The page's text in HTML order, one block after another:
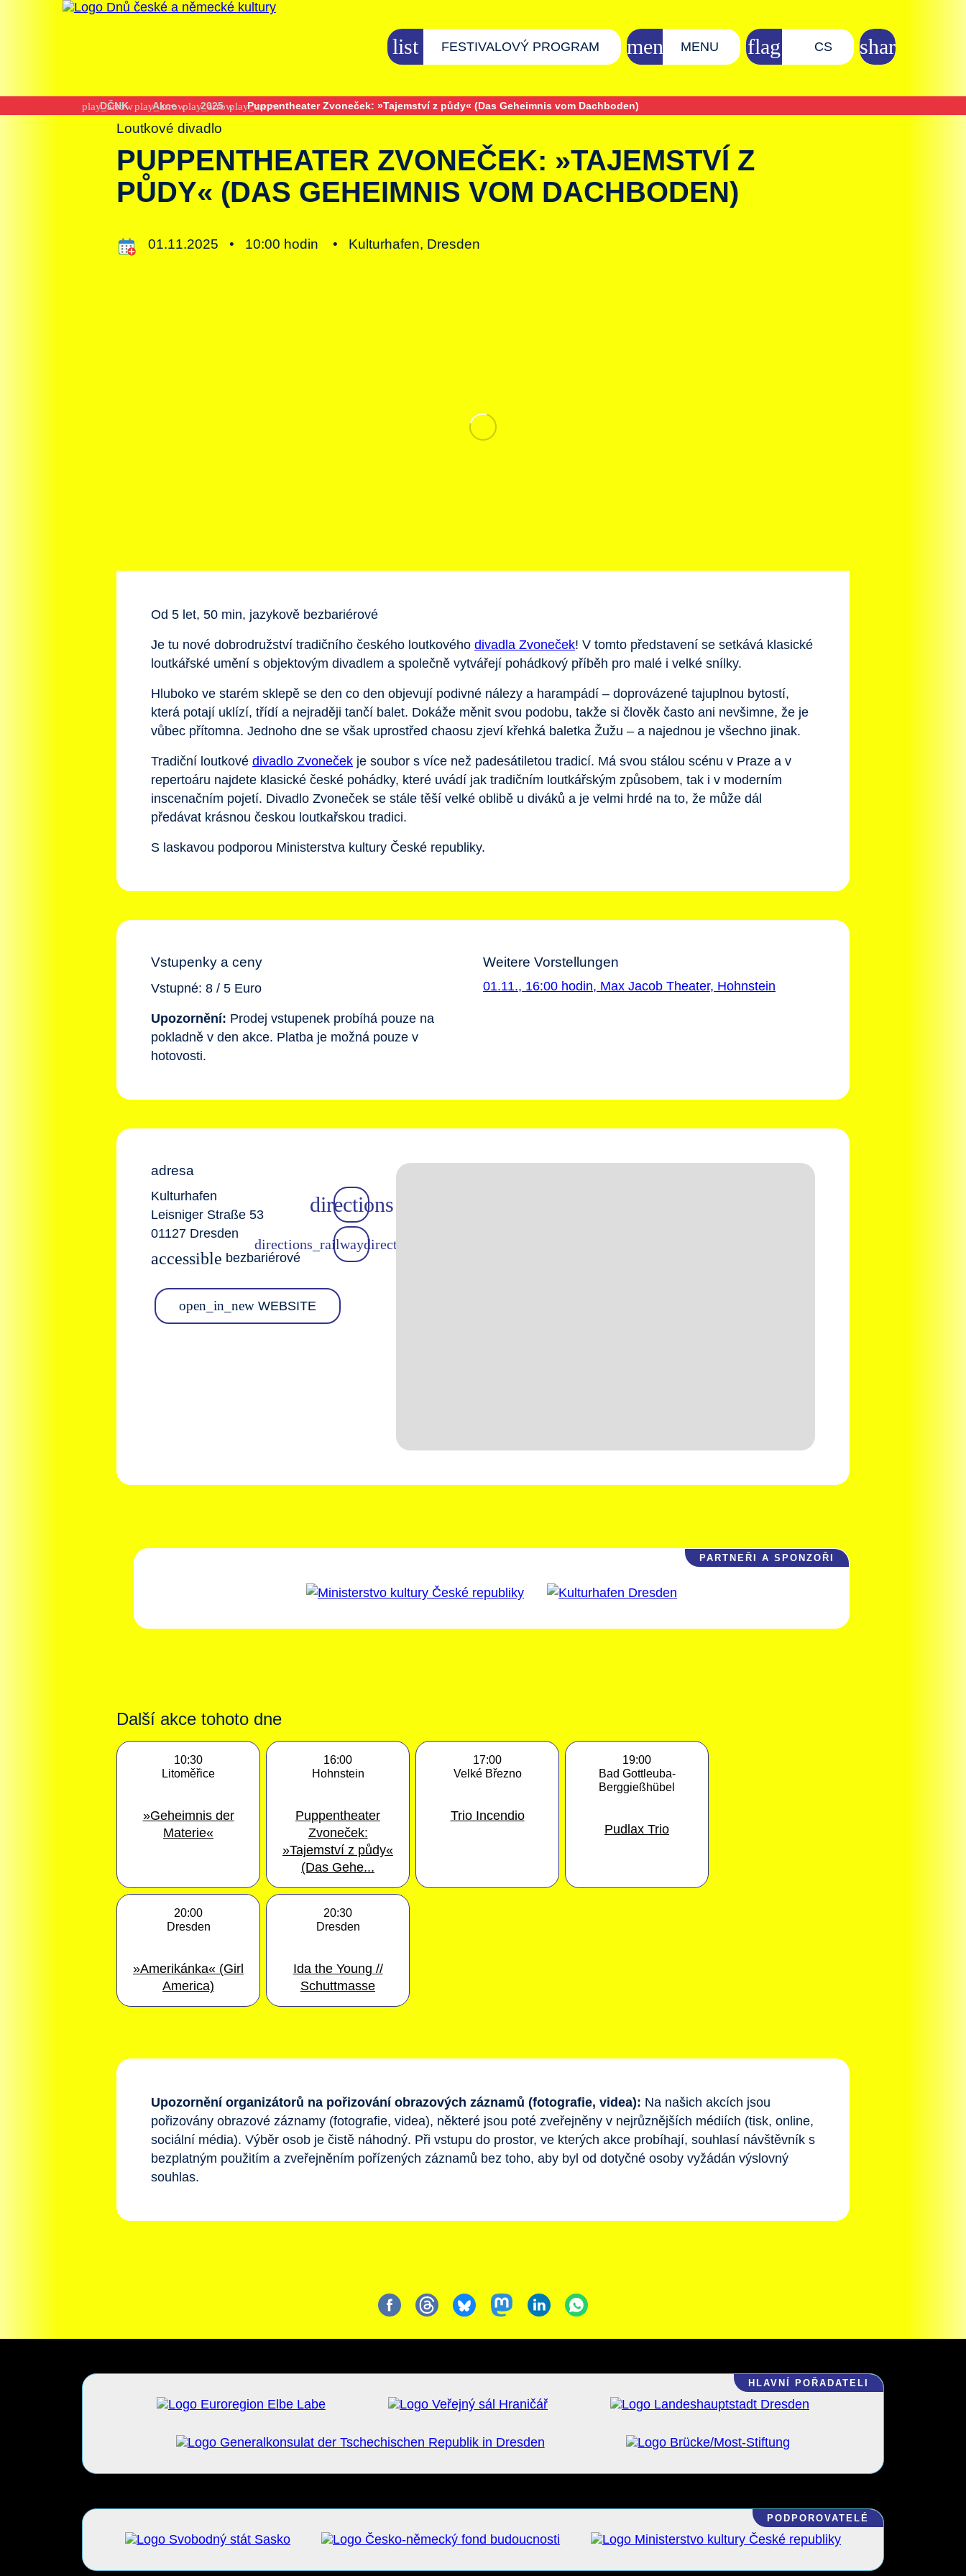
FESTIVALOVÝ PROGRAM MENU CS
DČNK Akce 2025 Puppentheater Zvoneček: »Tajemství z půdy« (Das Geheimnis vom Dachboden)
Loutkové divadlo
PUPPENTHEATER ZVONEČEK: »TAJEMSTVÍ Z
PŮDY« (DAS GEHEIMNIS VOM DACHBODEN)
01.11.2025 • 10:00 hodin • Kulturhafen, Dresden
Od 5 let, 50 min, jazykově bezbariérové
Je tu nové dobrodružství tradičního českého loutkového divadla Zvoneček! V tomto představení se setkává klasické
loutkářské umění s objektovým divadlem a společně vytvářejí pohádkový příběh pro malé i velké snílky.
Hluboko ve starém sklepě se den co den objevují podivné nálezy a harampádí – doprovázené tajuplnou bytostí,
která potají uklízí, třídí a nejraději tančí balet. Dokáže měnit svou podobu, takže si člověk často ani nevšimne, že je
vůbec přítomna. Jednoho dne se však uprostřed chaosu zjeví křehká baletka Žužu – a najednou je všechno jinak.
Tradiční loutkové divadlo Zvoneček je soubor s více než padesátiletou tradicí. Má svou stálou scénu v Praze a v
repertoáru najdete klasické české pohádky, které uvádí jak tradičním loutkářským způsobem, tak i v moderním
inscenačním pojetí. Divadlo Zvoneček se stále těší velké oblibě u diváků a je velmi hrdé na to, že může dál
předávat krásnou českou loutkařskou tradici.
S laskavou podporou Ministerstva kultury České republiky.
Vstupenky a ceny
Vstupné: 8 / 5 Euro
Upozornění: Prodej vstupenek probíhá pouze na
pokladně v den akce. Platba je možná pouze v
hotovosti.
Weitere Vorstellungen
01.11., 16:00 hodin, Max Jacob Theater, Hohnstein
adresa
Kulturhafen
Leisniger Straße 53
01127 Dresden
accessible bezbariérové
open_in_new WEBSITE
Další akce tohoto dne
10:30
Litoměřice
»Geheimnis der
Materie«
16:00
Hohnstein
Puppentheater
Zvoneček:
»Tajemství z půdy«
(Das Gehe...
17:00
Velké Březno
Trio Incendio
19:00
Bad Gottleuba-
Berggießhübel
Pudlax Trio
20:00
Dresden
»Amerikánka« (Girl
America)
20:30
Dresden
Ida the Young //
Schuttmasse
Upozornění organizátorů na pořizování obrazových záznamů (fotografie, videa): Na našich akcích jsou
pořizovány obrazové záznamy (fotografie, videa), některé jsou poté zveřejněny v nejrůznějších médiích (tisk, online,
sociální média). Výběr osob je čistě náhodný. Při vstupu do prostor, ve kterých akce probíhají, souhlasí návštěvník s
bezplatným použitím a zveřejněním pořízených záznamů bez toho, aby byl od dotyčné osoby vyžádán výslovný
souhlas.